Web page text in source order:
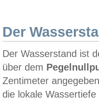
Der
Der Wasserstand ist
über dem
Zentimeter
die lokale